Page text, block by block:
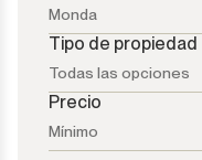
Monda
Todas las opciones
Tipo de propiedad
Todas las opciones
Todas las opciones
Precio
Mínimo